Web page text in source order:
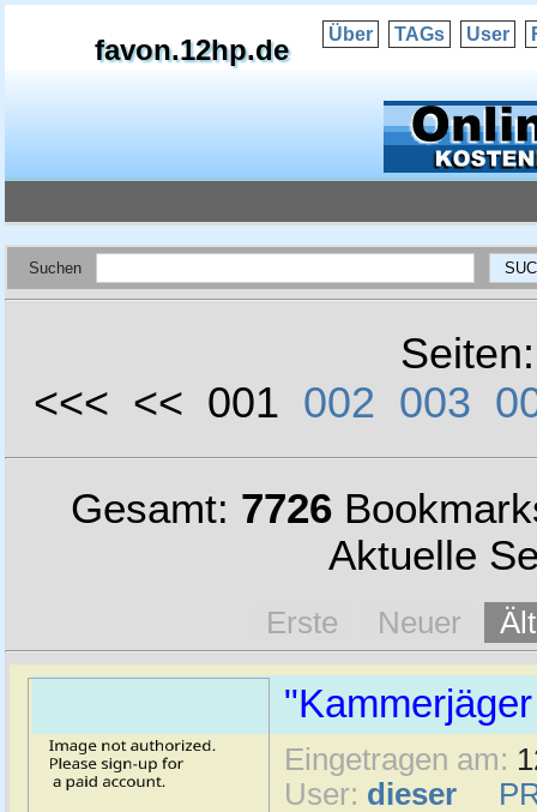
favon.12hp.de Über TAGs User
Suchen
<<< << 001 002 003
Gesamt: 7726
Aktuelle
Erste Neuer
Eingetragen am:
User: dieser